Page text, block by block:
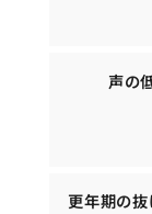
声の
更年期の